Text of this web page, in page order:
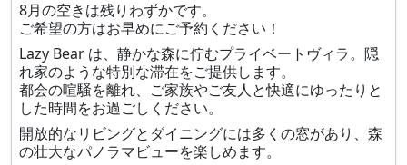
8月の空きは残りわずかです。
ご希望の方はお早めにご予約ください！
Lazy Bear は、静かな森に佇むプライベートヴィラ。隠
れ家のような特別な滞在をご提供します。
都会の喧騒を離れ、ご家族やご友人と快適にゆったりと
した時間をお過ごしください。
開放的なリビングとダイニングには多くの窓があり、森
の壮大なパノラマビューを楽しめます。